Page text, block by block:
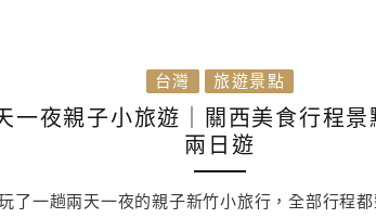
台灣 旅遊景點
一夜親子小旅遊｜關西美食行程
兩日遊
了一趟兩天一夜的親子新竹小旅行，全部行程